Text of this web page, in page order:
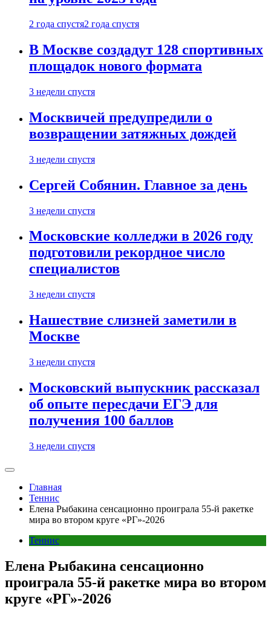
2 года спустя2 года спустя
В Москве создадут 128 спортивных
площадок нового формата
3 недели спустя
Москвичей предупредили о
возвращении затяжных дождей
3 недели спустя
Сергей Собянин. Главное за день
3 недели спустя
Московские колледжи в 2026 году
подготовили рекордное число
специалистов
3 недели спустя
Нашествие слизней заметили в
Москве
3 недели спустя
Московский выпускник рассказал
об опыте пересдачи ЕГЭ для
получения 100 баллов
3 недели спустя
Главная
Теннис
Елена Рыбакина сенсационно проиграла 55-й ракетке
мира во втором круге «РГ»-2026
Теннис
Елена Рыбакина сенсационно
проиграла 55-й ракетке мира во втором
круге «РГ»-2026